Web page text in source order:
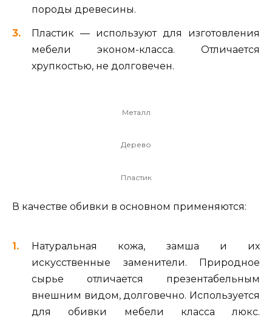
породы древесины.
Пластик — используют для изготовления
мебели эконом-класса. Отличается
хрупкостью, не долговечен.
Металл
Дерево
Пластик
В качестве обивки в основном применяются:
Натуральная кожа, замша и их
искусственные заменители. Природное
сырье отличается презентабельным
внешним видом, долговечно. Используется
для обивки мебели класса люкс.